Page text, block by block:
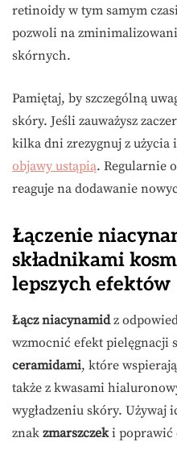
retinoidy w tym samym
pozwoli na
skórnych.
Pamiętaj, by szczególną
skóry. Jeśli zauważysz
kilka dni zrezygnuj z użycia
objawy ustąpią. Regularnie
reaguje na dodawanie
Łączenie
składnikami
lepszych efektów
Łącz niacynamidz
wzmocnić efekt pielęgnacji
ceramidami, które
także z kwasami
wygładzeniu skóry. Używaj
znak zmarszczeki poprawić